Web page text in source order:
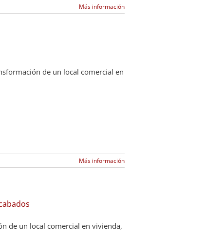
Más información
de un local comercial en
Más información
de un local comercial en vivienda,